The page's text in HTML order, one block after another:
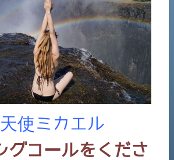
使ミカエル
グコールをくださ